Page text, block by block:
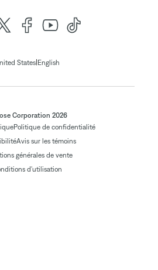
States| English
Corporation 2026
Politique de confidentialité
Avis sur les témoins
générales de vente
d'utilisation